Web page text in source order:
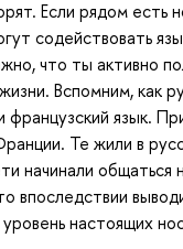
Если рядом есть
содействовать
что ты активно
Вспомним, как
французский язык.
Те жили в
начинали общаться
впоследствии
настоящих